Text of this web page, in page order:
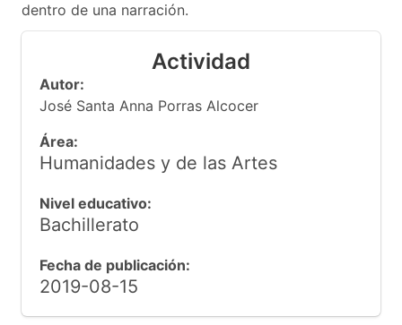
dentro de una narración.
Actividad
Autor:
José Santa Anna Porras Alcocer
Área:
Humanidades y de las Artes
Nivel educativo:
Bachillerato
Fecha de publicación:
2019-08-15